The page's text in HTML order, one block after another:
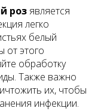
роз является
легко
белый
от этого
обработку
Также важно
их, чтобы
инфекции.